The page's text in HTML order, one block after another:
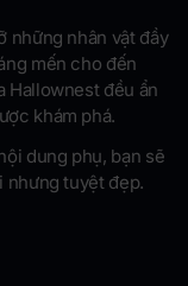
những nhân vật đầy
mến cho đến
Hallownest đều ẩn
khám phá.
dung phụ, bạn sẽ
nhưng tuyệt đẹp.